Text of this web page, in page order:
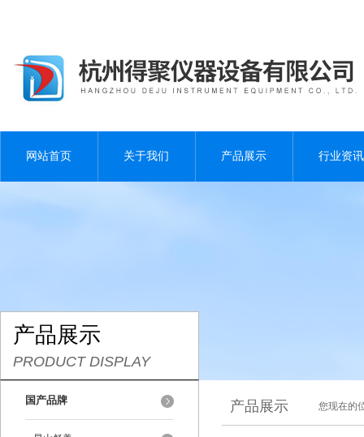
网站首页 关于我们 产品展示 行业资讯
产品展示
PRODUCT DISPLAY
国产品牌 产品展示 您现在的